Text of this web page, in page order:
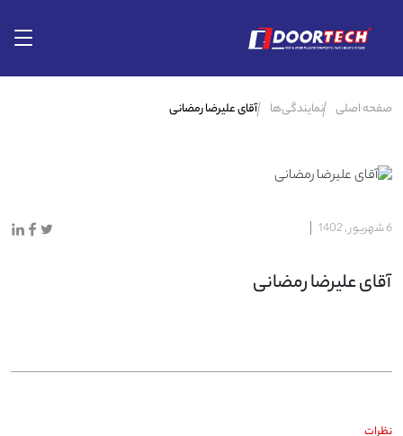
صفحه اصلی نمایندگی‌ها آقای علیرضا رمضانی
6 شهریور , 1402
آقای علیرضا رمضانی
نظرات